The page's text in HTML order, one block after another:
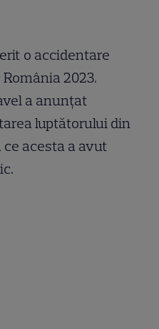
o accidentare
2023.
a anunțat
luptătorului din
ce acesta a avut